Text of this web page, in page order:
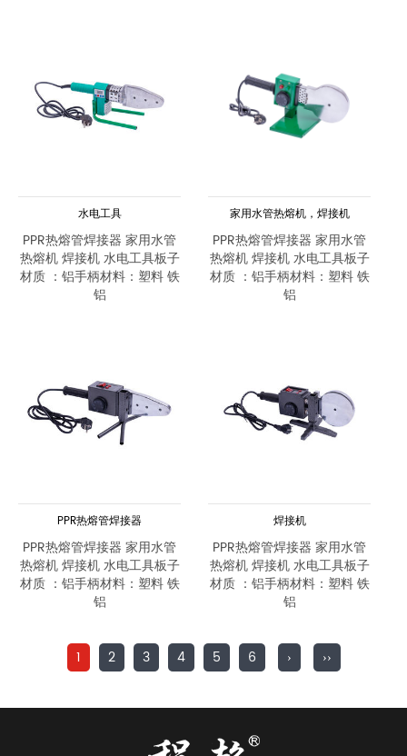
水电工具
PPR热熔管焊接器 家用水管
热熔机 焊接机 水电工具板子
材质 ：铝手柄材料：塑料 铁
铝
家用水管热熔机，焊接机
PPR热熔管焊接器 家用水管
热熔机 焊接机 水电工具板子
材质 ：铝手柄材料：塑料 铁
铝
PPR热熔管焊接器
PPR热熔管焊接器 家用水管
热熔机 焊接机 水电工具板子
材质 ：铝手柄材料：塑料 铁
铝
焊接机
PPR热熔管焊接器 家用水管
热熔机 焊接机 水电工具板子
材质 ：铝手柄材料：塑料 铁
铝
1 2 3 4 5 6 › ››